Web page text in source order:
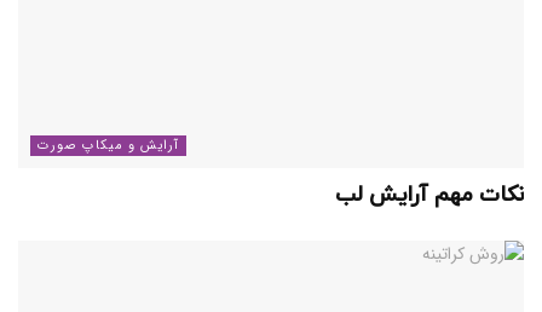
آرایش و میکاپ صورت
نکات مهم آرایش لب